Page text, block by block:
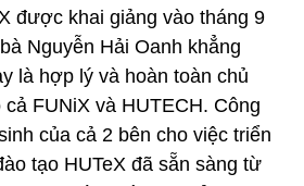
được khai giảng vào tháng 9
Nguyễn Hải Oanh khẳng
là hợp lý và hoàn toàn chủ
FUNiX và HUTECH. Công
của cả 2 bên cho việc triển
tạo HUTeX đã sẵn sàng từ